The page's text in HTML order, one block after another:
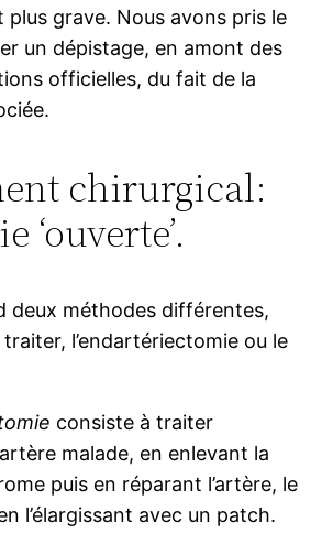
plus grave. Nous avons pris le
un dépistage, en amont des
officielles, du fait de la
chirurgical:
‘ouverte’.
deux méthodes différentes,
l’endartériectomie ou le
consiste à traiter
malade, en enlevant la
puis en réparant l’artère, le
l’élargissant avec un patch.